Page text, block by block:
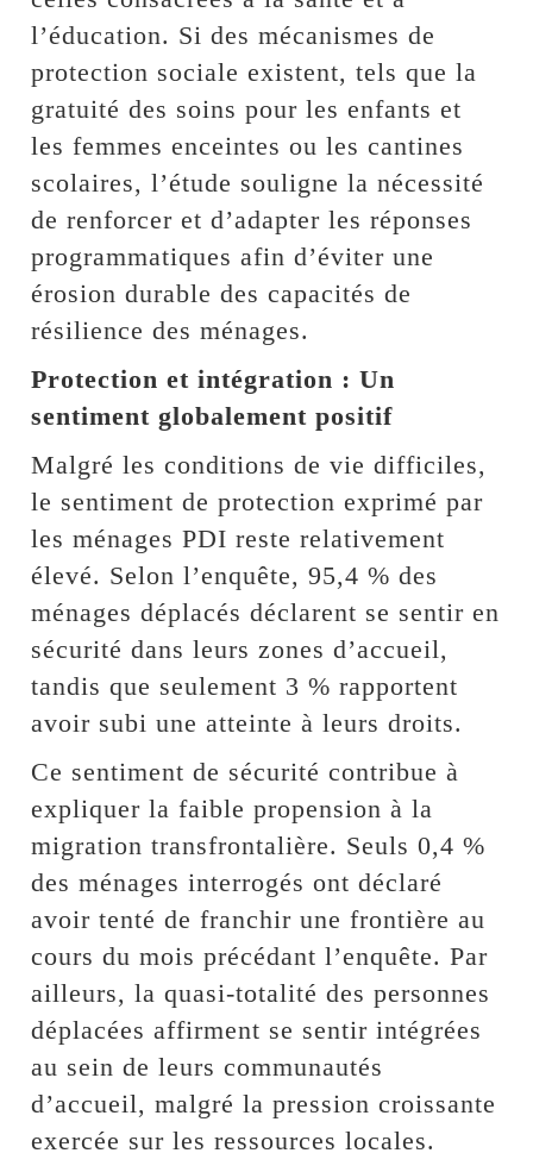
l’éducation. Si des mécanismes de
protection sociale existent, tels que la
gratuité des soins pour les enfants et
les femmes enceintes ou les cantines
scolaires, l’étude souligne la nécessité
de renforcer et d’adapter les réponses
programmatiques afin d’éviter une
érosion durable des capacités de
résilience des ménages.
Protection et intégration : Un
sentiment globalement positif
Malgré les conditions de vie difficiles,
le sentiment de protection exprimé par
les ménages PDI reste relativement
élevé. Selon l’enquête, 95,4 % des
ménages déplacés déclarent se sentir en
sécurité dans leurs zones d’accueil,
tandis que seulement 3 % rapportent
avoir subi une atteinte à leurs droits.
Ce sentiment de sécurité contribue à
expliquer la faible propension à la
migration transfrontalière. Seuls 0,4 %
des ménages interrogés ont déclaré
avoir tenté de franchir une frontière au
cours du mois précédant l’enquête. Par
ailleurs, la quasi-totalité des personnes
déplacées affirment se sentir intégrées
au sein de leurs communautés
d’accueil, malgré la pression croissante
exercée sur les ressources locales.